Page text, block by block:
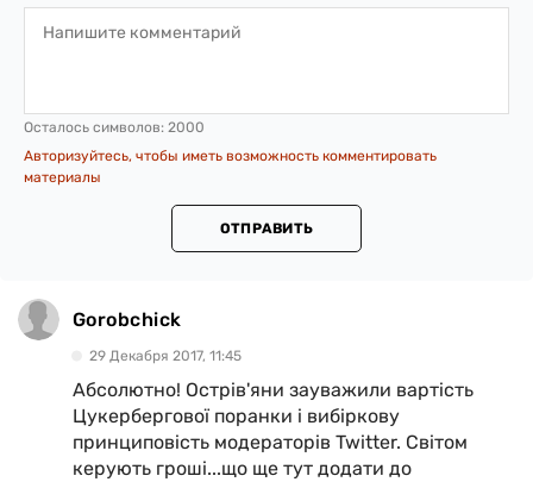
Осталось символов: 2000
Авторизуйтесь, чтобы иметь возможность комментировать
материалы
ОТПРАВИТЬ
Gorobchick
29 Декабря 2017, 11:45
Абсолютно! Острів'яни зауважили вартість
Цукербергової поранки і вибіркову
принциповість модераторів Twitter. Світом
керують гроші...що ще тут додати до